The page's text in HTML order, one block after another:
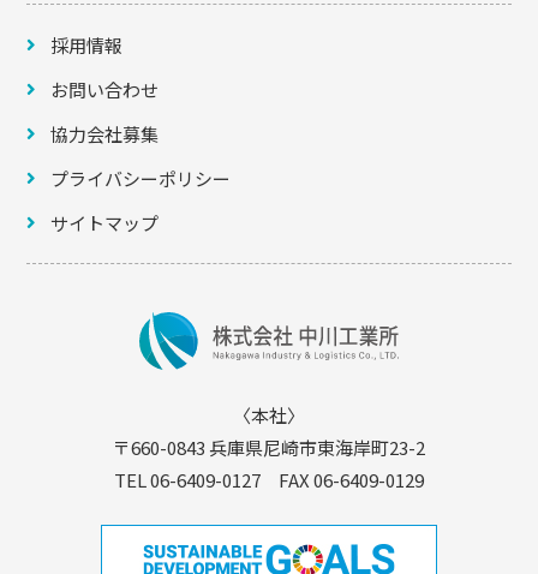
採用情報
お問い合わせ
協力会社募集
プライバシーポリシー
サイトマップ
〈本社〉
〒660-0843 兵庫県尼崎市東海岸町23-2
TEL 06-6409-0127 FAX 06-6409-0129